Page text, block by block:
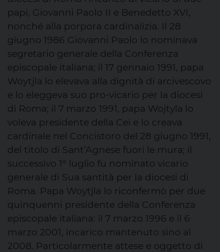
papi, Giovanni Paolo II e Benedetto XVI,
nonché alla porpora cardinalizia. Il 28
giugno 1986 Giovanni Paolo lo nominava
segretario generale della Conferenza
episcopale italiana; il 17 gennaio 1991, papa
Woytjla lo elevava alla dignità di arcivescovo
e lo eleggeva suo pro-vicario per la diocesi
di Roma; il 7 marzo 1991, papa Wojtyla lo
voleva presidente della Cei e lo creava
cardinale nel Concistoro del 28 giugno 1991,
del titolo di Sant’Agnese fuori le mura; il
successivo 1° luglio fu nominato vicario
generale di Sua santità per la diocesi di
Roma. Papa Woytjla lo riconfermò per due
quinquenni presidente della Conferenza
episcopale italiana: il 7 marzo 1996 e il 6
marzo 2001, incarico mantenuto sino al
2008. Particolarmente attese e oggetto di